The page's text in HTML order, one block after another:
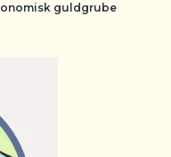
guldgrube